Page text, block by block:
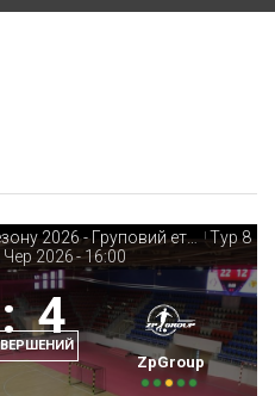
Чемпіонат Вищої ліги АФЗО сезону 2026 - Груповий етап | Тур 8
Чер 2026-16:00
: 4
ZpGroup